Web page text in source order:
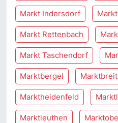
Markt Indersdorf
Markt Rettenbach
Markt Taschendorf
Marktbergel Marktbreit
Marktheidenfeld Marktl
Marktleuthen